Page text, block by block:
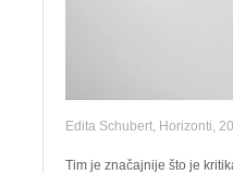
Edita Schubert, Horizonti,
Tim je značajnije što je